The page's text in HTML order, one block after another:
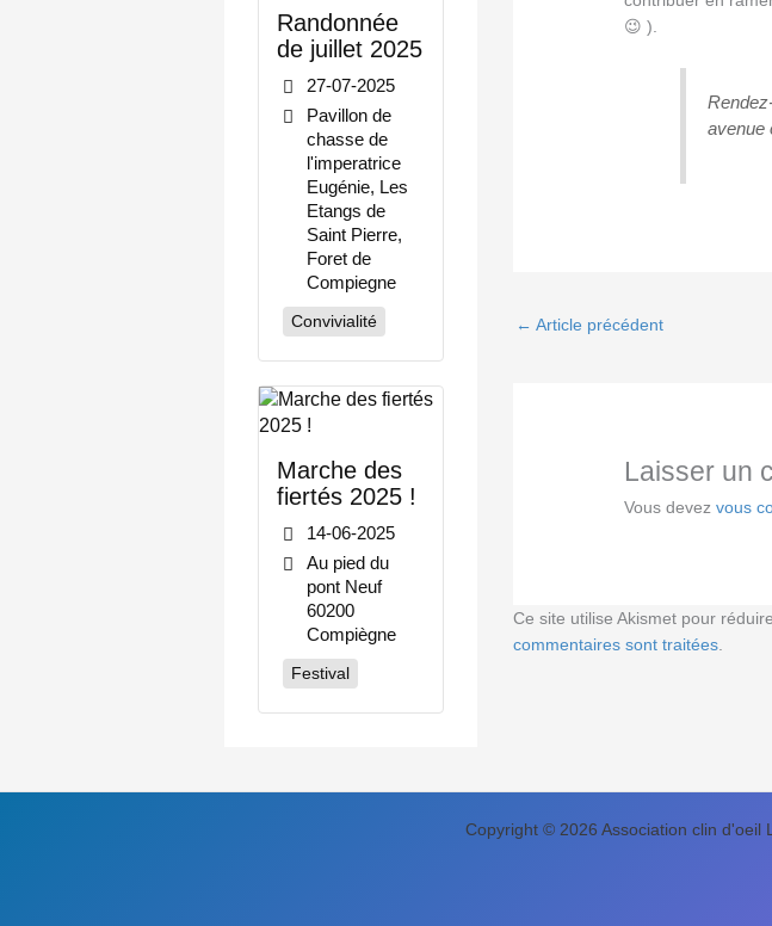
Randonnée
de juillet 2025
27-07-2025
Pavillon de
chasse de
l'imperatrice
Eugénie, Les
Etangs de
Saint Pierre,
Foret de
Compiegne
Convivialité
Marche des
fiertés 2025 !
14-06-2025
Au pied du
pont Neuf
60200
Compiègne
Festival
😉 ).
avenue
← Article précédent
Laisser un
Vous devezvous
Ce site utilise Akismet pour
commentaires sont traitées
Copyright © 2026 Association clin d'oeil